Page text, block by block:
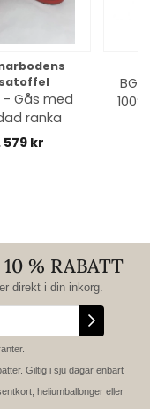
Gås med
ranka
kr
% RABATT
direkt i din inkorg.
Giltig i sju dagar enbart
heliumballonger eller